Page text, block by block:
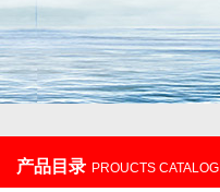
产品目录 PROUCTS CATALOG